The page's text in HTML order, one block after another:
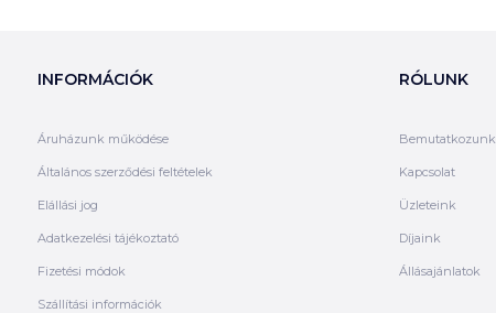
INFORMÁCIÓK
Áruházunk működése
Általános szerződési feltételek
Elállási jog
Adatkezelési tájékoztató
Fizetési módok
Szállítási információk
RÓLUNK
Bemutatkozunk
Kapcsolat
Üzleteink
Díjaink
Állásajánlatok